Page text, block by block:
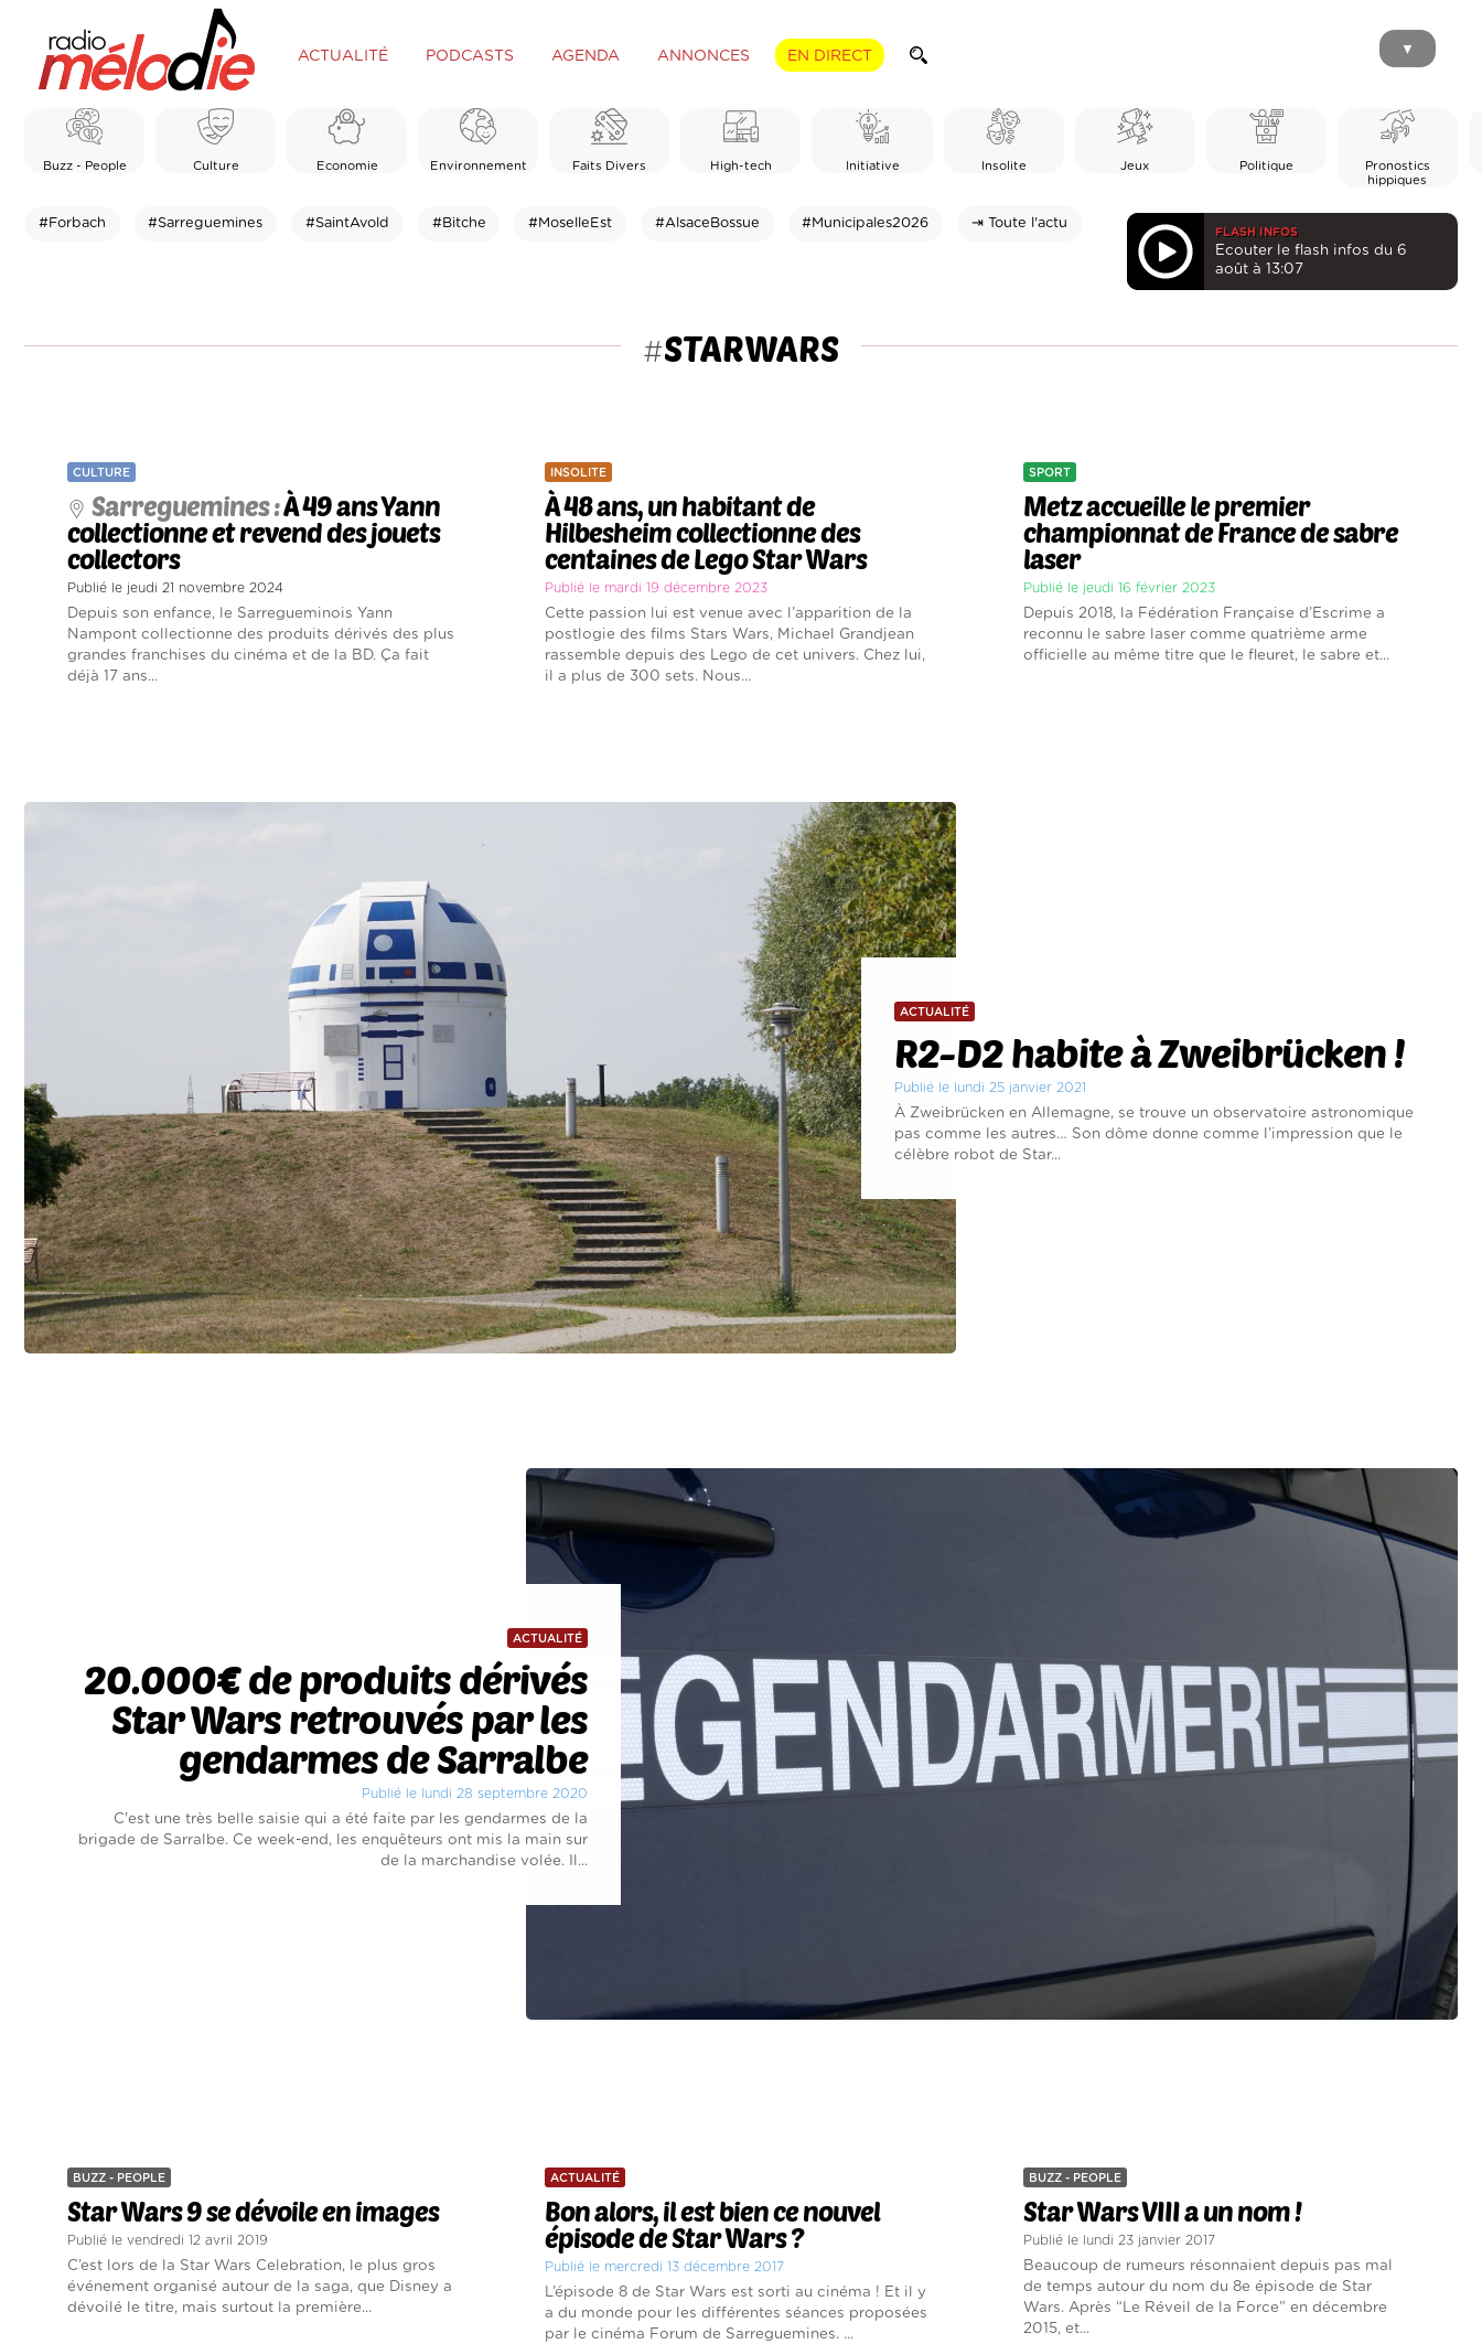
ACTUALITÉ PODCASTS AGENDA ANNONCES EN DIRECT ▼
Buzz - People Culture Economie Environnement Faits Divers High-tech Initiative Insolite Jeux Politique
Pronostics
hippiques
#Forbach #Sarreguemines #SaintAvold #Bitche #MoselleEst #AlsaceBossue #Municipales2026 ⇥ Toute l'actu
FLASH INFOS
Ecouter le flash infos du 6
août à 13:07
#STARWARS
CULTURE
Sarreguemines :À 49 ans Yann
collectionne et revend des jouets
collectors
Publié le jeudi 21 novembre 2024
Depuis son enfance, le Sarregueminois Yann
Nampont collectionne des produits dérivés des plus
grandes franchises du cinéma et de la BD. Ça fait
déjà 17 ans...
INSOLITE
À 48 ans, un habitant de
Hilbesheim collectionne des
centaines de Lego Star Wars
Publié le mardi 19 décembre 2023
Cette passion lui est venue avec l’apparition de la
postlogie des films Stars Wars, Michael Grandjean
rassemble depuis des Lego de cet univers. Chez lui,
il a plus de 300 sets. Nous...
SPORT
Metz accueille le premier
championnat de France de sabre
laser
Publié le jeudi 16 février 2023
Depuis 2018, la Fédération Française d’Escrime a
reconnu le sabre laser comme quatrième arme
officielle au même titre que le fleuret, le sabre et...
ACTUALITÉ
R2-D2 habite à Zweibrücken !
Publié le lundi 25 janvier 2021
À Zweibrücken en Allemagne, se trouve un observatoire astronomique
pas comme les autres… Son dôme donne comme l’impression que le
célèbre robot de Star...
ACTUALITÉ
20.000€ de produits dérivés
Star Wars retrouvés par les
gendarmes de Sarralbe
Publié le lundi 28 septembre 2020
C'est une très belle saisie qui a été faite par les gendarmes de la
brigade de Sarralbe. Ce week-end, les enquêteurs ont mis la main sur
de la marchandise volée. Il...
BUZZ - PEOPLE
Star Wars 9 se dévoile en images
Publié le vendredi 12 avril 2019
C’est lors de la Star Wars Celebration, le plus gros
événement organisé autour de la saga, que Disney a
dévoilé le titre, mais surtout la première...
ACTUALITÉ
Bon alors, il est bien ce nouvel
épisode de Star Wars ?
Publié le mercredi 13 décembre 2017
L’épisode 8 de Star Wars est sorti au cinéma ! Et il y
a du monde pour les différentes séances proposées
par le cinéma Forum de Sarreguemines. ...
BUZZ - PEOPLE
Star Wars VIII a un nom !
Publié le lundi 23 janvier 2017
Beaucoup de rumeurs résonnaient depuis pas mal
de temps autour du nom du 8e épisode de Star
Wars. Après “Le Réveil de la Force” en décembre
2015, et...